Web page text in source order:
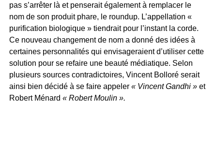
pas s’arrêter là et penserait également à remplacer le
nom de son produit phare, le roundup. L’appellation «
purification biologique » tiendrait pour l’instant la corde.
Ce nouveau changement de nom a donné des idées à
certaines personnalités qui envisageraient d’utiliser cette
solution pour se refaire une beauté médiatique. Selon
plusieurs sources contradictoires, Vincent Bolloré serait
ainsi bien décidé à se faire appeler « Vincent Gandhi »et
Robert Ménard « Robert Moulin ».